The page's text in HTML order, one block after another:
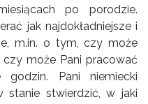
po porodzie.
jak najdokładniejsze i
m.in. o tym, czy może
może Pani pracować
godzin. Pani niemiecki
stanie stwierdzić, w jaki